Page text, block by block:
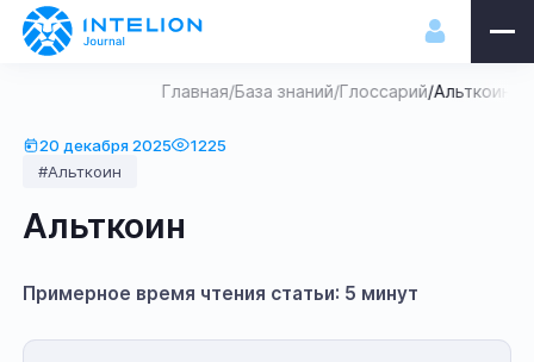
Главная/База знаний/Глоссарий/Альткоин
20 декабря 2025
1225
#Альткоин
Альткоин
Примерное время чтения статьи: 5 минут